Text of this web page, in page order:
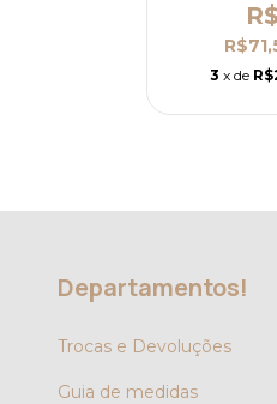
3 x de
Departamentos!
Trocas e Devoluções
Guia de medidas